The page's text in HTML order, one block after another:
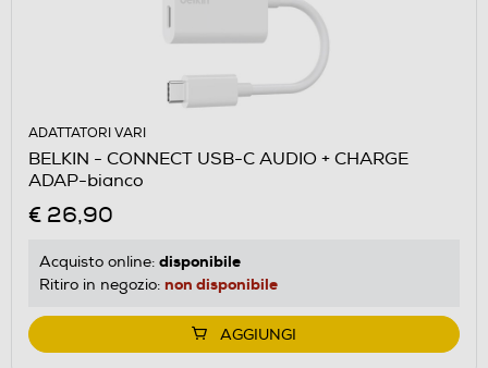
ADATTATORI VARI
BELKIN - CONNECT USB-C AUDIO + CHARGE
ADAP-bianco
€ 26,90
Acquisto online: disponibile
Ritiro in negozio: non disponibile
AGGIUNGI